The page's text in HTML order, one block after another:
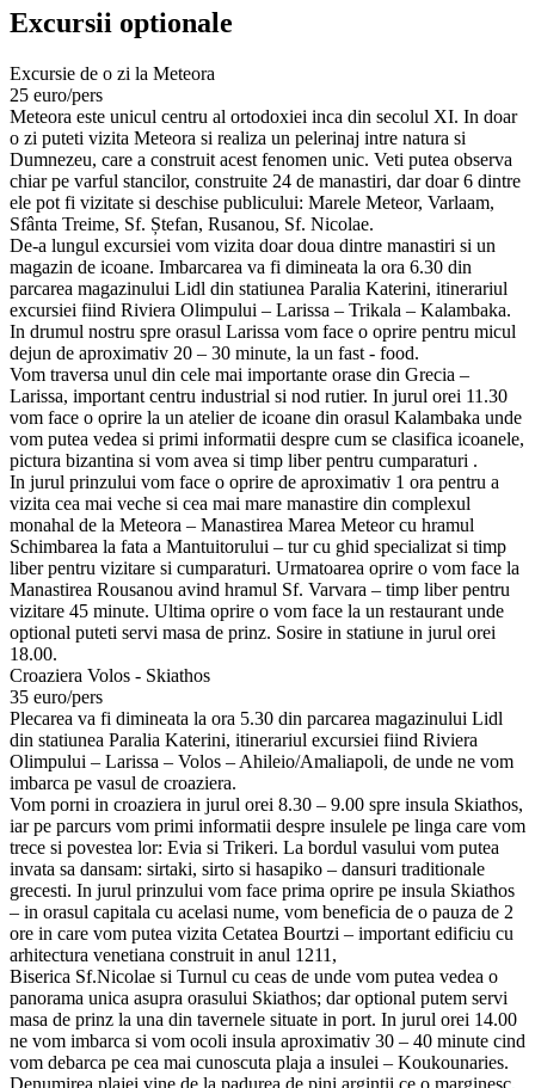
Excursii optionale
Excursie de o zi la Meteora
25 euro/pers
Meteora este unicul centru al ortodoxiei inca din secolul XI. In doar
o zi puteti vizita Meteora si realiza un pelerinaj intre natura si
Dumnezeu, care a construit acest fenomen unic. Veti putea observa
chiar pe varful stancilor, construite 24 de manastiri, dar doar 6 dintre
ele pot fi vizitate si deschise publicului: Marele Meteor, Varlaam,
Sfânta Treime, Sf. Ștefan, Rusanou, Sf. Nicolae.
De-a lungul excursiei vom vizita doar doua dintre manastiri si un
magazin de icoane. Imbarcarea va fi dimineata la ora 6.30 din
parcarea magazinului Lidl din statiunea Paralia Katerini, itinerariul
excursiei fiind Riviera Olimpului – Larissa – Trikala – Kalambaka.
In drumul nostru spre orasul Larissa vom face o oprire pentru micul
dejun de aproximativ 20 – 30 minute, la un fast - food.
Vom traversa unul din cele mai importante orase din Grecia –
Larissa, important centru industrial si nod rutier. In jurul orei 11.30
vom face o oprire la un atelier de icoane din orasul Kalambaka unde
vom putea vedea si primi informatii despre cum se clasifica icoanele,
pictura bizantina si vom avea si timp liber pentru cumparaturi .
In jurul prinzului vom face o oprire de aproximativ 1 ora pentru a
vizita cea mai veche si cea mai mare manastire din complexul
monahal de la Meteora – Manastirea Marea Meteor cu hramul
Schimbarea la fata a Mantuitorului – tur cu ghid specializat si timp
liber pentru vizitare si cumparaturi. Urmatoarea oprire o vom face la
Manastirea Rousanou avind hramul Sf. Varvara – timp liber pentru
vizitare 45 minute. Ultima oprire o vom face la un restaurant unde
optional puteti servi masa de prinz. Sosire in statiune in jurul orei
18.00.
Croaziera Volos - Skiathos
35 euro/pers
Plecarea va fi dimineata la ora 5.30 din parcarea magazinului Lidl
din statiunea Paralia Katerini, itinerariul excursiei fiind Riviera
Olimpului – Larissa – Volos – Ahileio/Amaliapoli, de unde ne vom
imbarca pe vasul de croaziera.
Vom porni in croaziera in jurul orei 8.30 – 9.00 spre insula Skiathos,
iar pe parcurs vom primi informatii despre insulele pe linga care vom
trece si povestea lor: Evia si Trikeri. La bordul vasului vom putea
invata sa dansam: sirtaki, sirto si hasapiko – dansuri traditionale
grecesti. In jurul prinzului vom face prima oprire pe insula Skiathos
– in orasul capitala cu acelasi nume, vom beneficia de o pauza de 2
ore in care vom putea vizita Cetatea Bourtzi – important edificiu cu
arhitectura venetiana construit in anul 1211,
Biserica Sf.Nicolae si Turnul cu ceas de unde vom putea vedea o
panorama unica asupra orasului Skiathos; dar optional putem servi
masa de prinz la una din tavernele situate in port. In jurul orei 14.00
ne vom imbarca si vom ocoli insula aproximativ 30 – 40 minute cind
vom debarca pe cea mai cunoscuta plaja a insulei – Koukounaries.
Denumirea plajei vine de la padurea de pini argintii ce o marginesc,